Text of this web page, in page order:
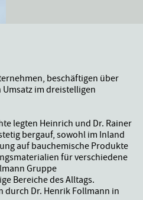
beschäftigen über
im dreistelligen
legten Heinrich und Dr. Rainer
bergauf, sowohl im Inland
auf bauchemische Produkte
für verschiedene
Gruppe
Bereiche des Alltags.
durch Dr. Henrik Follmann in